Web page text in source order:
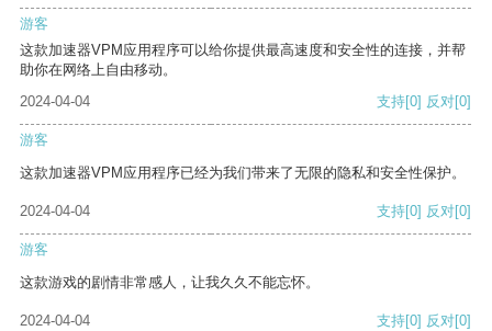
游客
这款加速器VPM应用程序可以给你提供最高速度和安全性的连接，并帮
助你在网络上自由移动。
2024-04-04
支持[0] 反对[0]
游客
这款加速器VPM应用程序已经为我们带来了无限的隐私和安全性保护。
2024-04-04 支持[0] 反对[0]
游客
这款游戏的剧情非常感人，让我久久不能忘怀。
2024-04-04 支持[0] 反对[0]